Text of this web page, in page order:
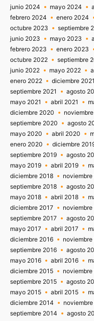
junio 2024
mayo 2024
febrero 2024
enero 2024
octubre 2023
septiembre
junio 2023
mayo 2023
febrero 2023
enero 2023
octubre 2022
septiembre
junio 2022
mayo 2022
enero 2022
diciembre 2021
septiembre 2021
agosto
mayo 2021
abril 2021
diciembre 2020
septiembre 2020
agosto
mayo 2020
abril 2020
enero 2020
diciembre
septiembre 2019
agosto
mayo 2019
abril 2019
diciembre 2018
noviembre
septiembre 2018
agosto
mayo 2018
abril 2018
diciembre 2017
noviembre
septiembre 2017
agosto
mayo 2017
abril 2017
diciembre 2016
noviembre
septiembre 2016
agosto
mayo 2016
abril 2016
diciembre 2015
noviembre
septiembre 2015
agosto
mayo 2015
abril 2015
diciembre 2014
septiembre 2014
agosto